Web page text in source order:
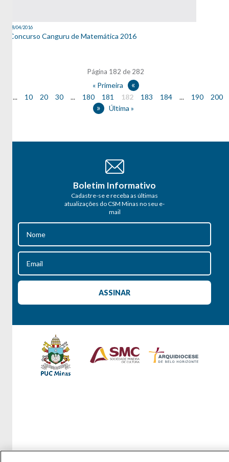
18/04/2016
Concurso Canguru de Matemática 2016
Página 182 de 282
« Primeira «
... 10 20 30 ... 180 181 182 183 184 ... 190 200
» Última »
Boletim Informativo
Cadastre-se e receba as últimas
atualizações do CSM Minas no seu e-
mail